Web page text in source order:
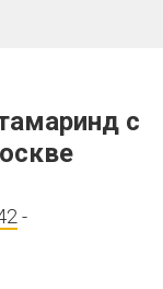
амаринд с
-